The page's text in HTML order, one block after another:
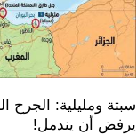
سبتة ومليلية: الجرح
يرفض أن يندمل!